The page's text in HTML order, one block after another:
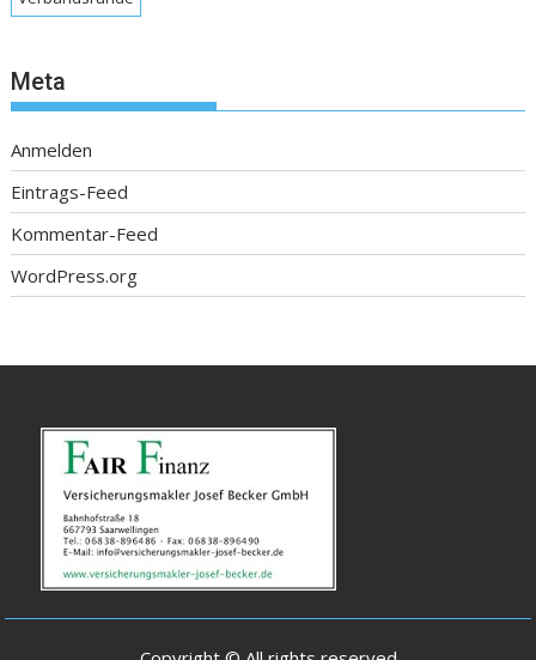
Meta
Anmelden
Eintrags-Feed
Kommentar-Feed
WordPress.org